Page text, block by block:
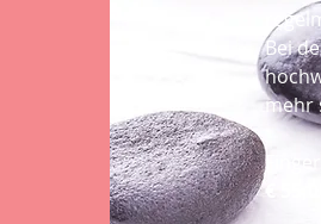
Bei
mehr